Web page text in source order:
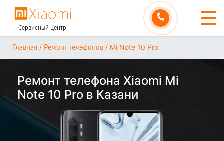
Сервисный центр
Главная / Ремонт телефонов / Mi Note 10 Pro
Ремонт телефона Xiaomi Mi
Note 10 Pro в Казани